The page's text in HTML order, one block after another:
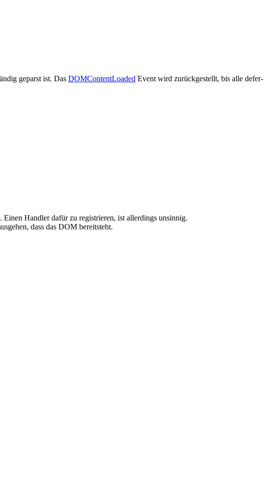
geparst ist. Das DOMContentLoaded Event wird zurückgestellt, bis alle defer-
Handler dafür zu registrieren, ist allerdings unsinnig.
dass das DOM bereitsteht.